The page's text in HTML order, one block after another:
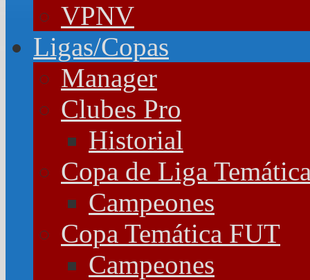
VPNV
Ligas/Copas
Manager
Clubes Pro
Historial
Copa de Liga
Campeones
Copa Temática FUT
Campeones